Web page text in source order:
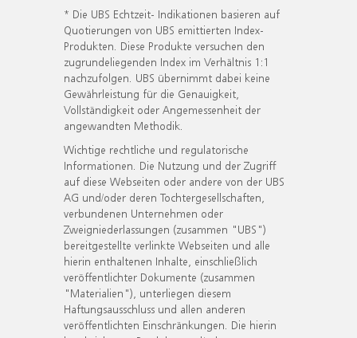
* Die UBS Echtzeit- Indikationen basieren auf
Quotierungen von UBS emittierten Index-
Produkten. Diese Produkte versuchen den
zugrundeliegenden Index im Verhältnis 1:1
nachzufolgen. UBS übernimmt dabei keine
Gewährleistung für die Genauigkeit,
Vollständigkeit oder Angemessenheit der
angewandten Methodik.
Wichtige rechtliche und regulatorische
Informationen. Die Nutzung und der Zugriff
auf diese Webseiten oder andere von der UBS
AG und/oder deren Tochtergesellschaften,
verbundenen Unternehmen oder
Zweigniederlassungen (zusammen "UBS")
bereitgestellte verlinkte Webseiten und alle
hierin enthaltenen Inhalte, einschließlich
veröffentlichter Dokumente (zusammen
"Materialien"), unterliegen diesem
Haftungsausschluss und allen anderen
veröffentlichten Einschränkungen. Die hierin